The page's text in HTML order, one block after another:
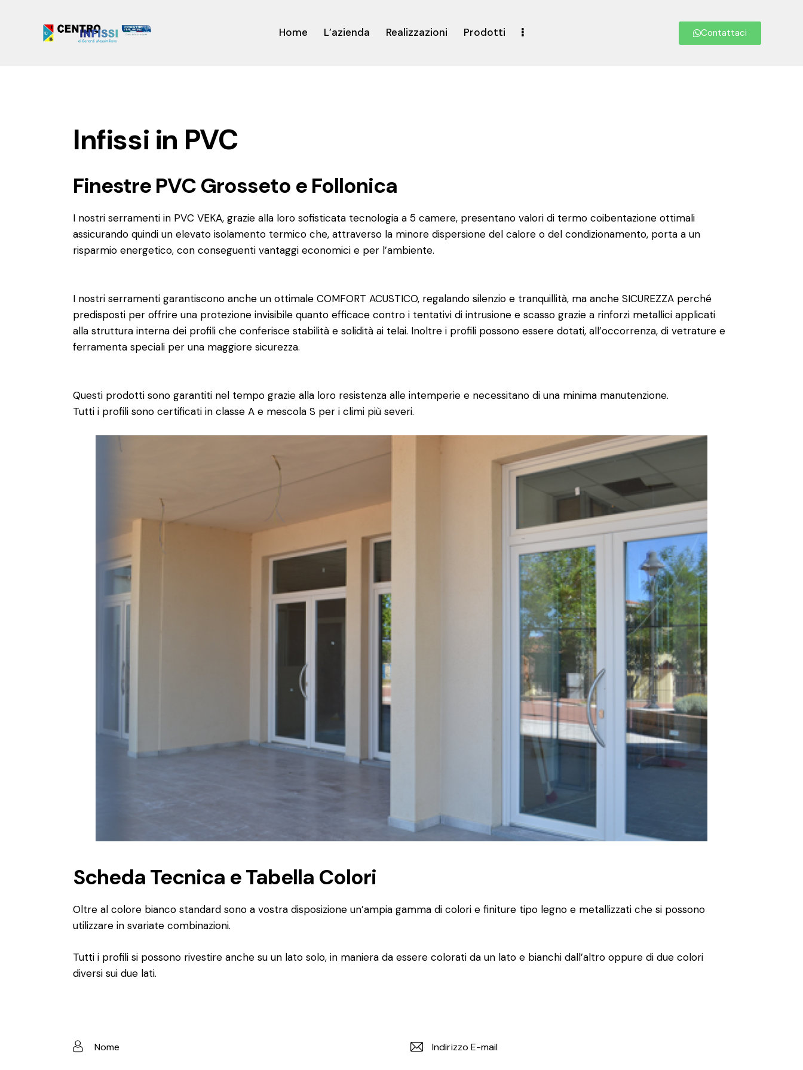
Home L’azienda Realizzazioni Prodotti Contattaci
Infissi in PVC
Finestre PVC Grosseto e Follonica
I nostri serramenti in PVC VEKA, grazie alla loro sofisticata tecnologia a 5 camere, presentano valori di termo coibentazione ottimali
assicurando quindi un elevato isolamento termico che, attraverso la minore dispersione del calore o del condizionamento, porta a un
risparmio energetico, con conseguenti vantaggi economici e per l’ambiente.
I nostri serramenti garantiscono anche un ottimale COMFORT ACUSTICO, regalando silenzio e tranquillità, ma anche SICUREZZA perché
predisposti per offrire una protezione invisibile quanto efficace contro i tentativi di intrusione e scasso grazie a rinforzi metallici applicati
alla struttura interna dei profili che conferisce stabilità e solidità ai telai. Inoltre i profili possono essere dotati, all’occorrenza, di vetrature e
ferramenta speciali per una maggiore sicurezza.
Questi prodotti sono garantiti nel tempo grazie alla loro resistenza alle intemperie e necessitano di una minima manutenzione.
Tutti i profili sono certificati in classe A e mescola S per i climi più severi.
Scheda Tecnica e Tabella Colori
Oltre al colore bianco standard sono a vostra disposizione un’ampia gamma di colori e finiture tipo legno e metallizzati che si possono
utilizzare in svariate combinazioni.
Tutti i profili si possono rivestire anche su un lato solo, in maniera da essere colorati da un lato e bianchi dall’altro oppure di due colori
diversi sui due lati.